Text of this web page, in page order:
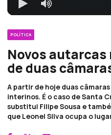
POLÍTICA
Novos
de duas
A partir de hoje duas
interinos. É o caso de Santa
substitui Filipe Sousa e
que Leonel Silva ocupa o